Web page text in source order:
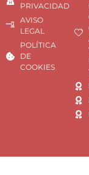
PRIVACIDAD
AVISO
LEGAL
POLÍTICA
DE
COOKIES